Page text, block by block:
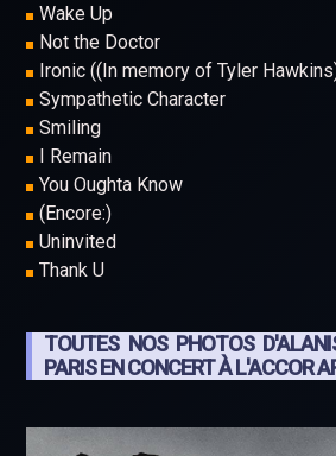
Wake Up
Not the Doctor
Ironic ((In memory of Tyler
Sympathetic Character
Smiling
I Remain
You Oughta Know
(Encore:)
Uninvited
Thank U
TOUTES NOS PHOTOS
PARIS EN CONCERT À L'ACCOR